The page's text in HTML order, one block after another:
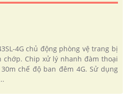
4G chủ động phòng vệ trang bị
chớp. Chip xử lý nhanh đàm thoại
chế độ ban đêm 4G. Sử dụng